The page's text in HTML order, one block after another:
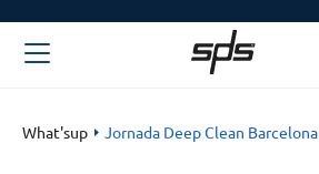
What'sup Jornada Deep Clean Barcelona